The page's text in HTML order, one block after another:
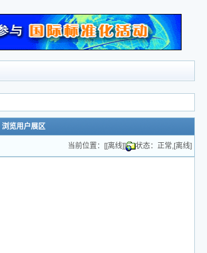
浏览用户展区
当前位置：[[离线]] 状态：正常,[离线]